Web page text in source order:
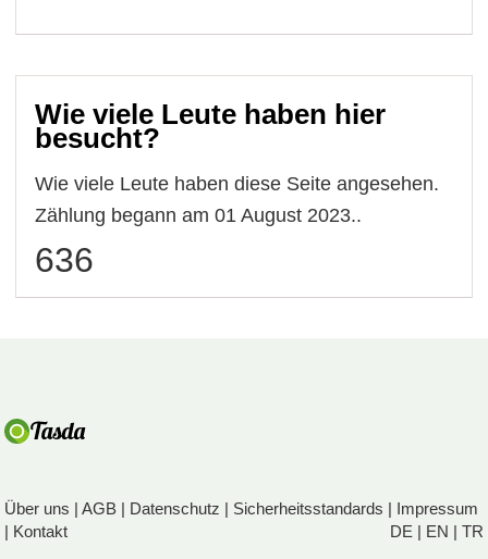
Wie viele Leute haben hier
besucht?
Wie viele Leute haben diese Seite angesehen.
Zählung begann am 01 August 2023..
636
Über uns |AGB | Datenschutz | Sicherheitsstandards | Impressum
| Kontakt DE | EN | TR